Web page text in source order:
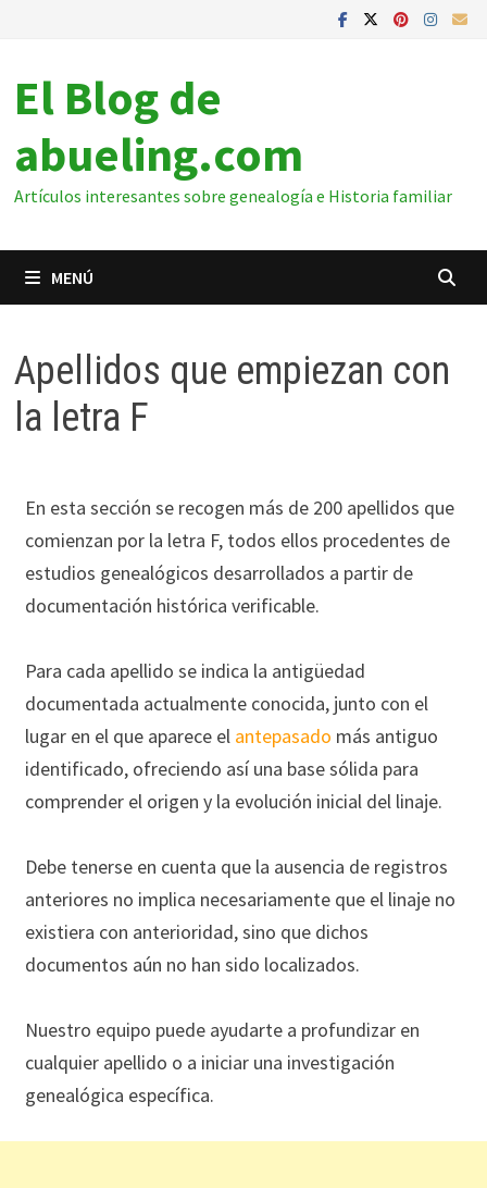
El Blog de
abueling.com
Artículos interesantes sobre genealogía e Historia familiar
MENÚ
Apellidos que empiezan con
la letra F
En esta sección se recogen más de 200 apellidos que
comienzan por la letra F, todos ellos procedentes de
estudios genealógicos desarrollados a partir de
documentación histórica verificable.
Para cada apellido se indica la antigüedad
documentada actualmente conocida, junto con el
lugar en el que aparece el antepasado más antiguo
identificado, ofreciendo así una base sólida para
comprender el origen y la evolución inicial del linaje.
Debe tenerse en cuenta que la ausencia de registros
anteriores no implica necesariamente que el linaje no
existiera con anterioridad, sino que dichos
documentos aún no han sido localizados.
Nuestro equipo puede ayudarte a profundizar en
cualquier apellido o a iniciar una investigación
genealógica específica.